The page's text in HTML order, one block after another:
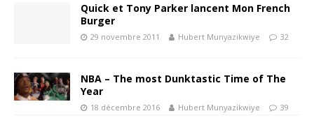
Quick et Tony Parker lancent Mon French
Burger
29 novembre 2011 Hubert Munyazikwiye 32
NBA – The most Dunktastic Time of The
Year
18 décembre 2016 Hubert Munyazikwiye 39